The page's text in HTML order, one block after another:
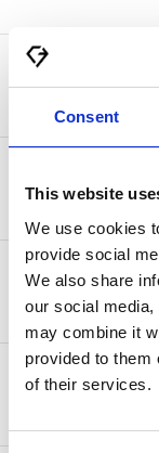
Consent
This website
We use cookies
provide social
We also share
our social
may combine it
provided to them
of their services.
Monaco
Schweiz
USA